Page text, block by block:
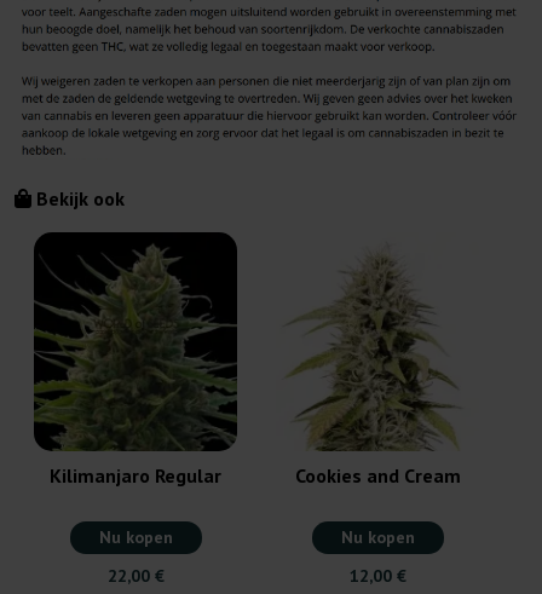
Bekijk ook
Kilimanjaro Regular
Nu kopen
22,00 €
Cookies and Cream
Nu kopen
12,00 €